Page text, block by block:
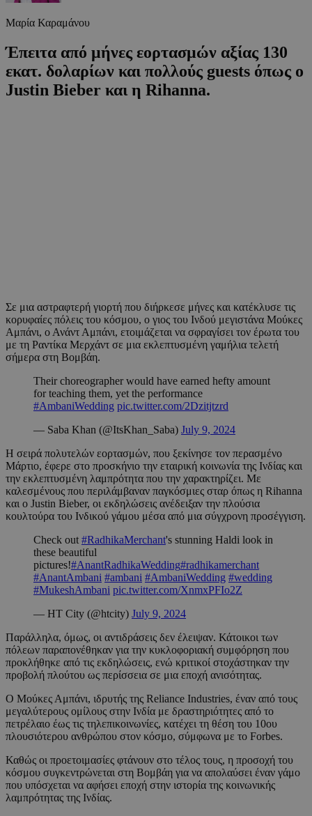
Μαρία Καραμάνου
Έπειτα από μήνες εορτασμών αξίας 130
εκατ. δολαρίων και πολλούς guests όπως ο
Justin Bieber και η Rihanna.
Σε μια αστραφτερή γιορτή που διήρκεσε μήνες και κατέκλυσε τις
κορυφαίες πόλεις του κόσμου, ο γιος του Ινδού μεγιστάνα Μούκες
Αμπάνι, ο Ανάντ Αμπάνι, ετοιμάζεται να σφραγίσει τον έρωτα του
με τη Ραντίκα Μερχάντ σε μια εκλεπτυσμένη γαμήλια τελετή
σήμερα στη Βομβάη.
Their choreographer would have earned hefty amount
for teaching them, yet the performance
#AmbaniWedding pic.twitter.com/2Dzitjtzrd
— Saba Khan (@ItsKhan_Saba) July 9, 2024
Η σειρά πολυτελών εορτασμών, που ξεκίνησε τον περασμένο
Μάρτιο, έφερε στο προσκήνιο την εταιρική κοινωνία της Ινδίας και
την εκλεπτυσμένη λαμπρότητα που την χαρακτηρίζει. Με
καλεσμένους που περιλάμβαναν παγκόσμιες σταρ όπως η Rihanna
και ο Justin Bieber, οι εκδηλώσεις ανέδειξαν την πλούσια
κουλτούρα του Ινδικού γάμου μέσα από μια σύγχρονη προσέγγιση.
Check out#RadhikaMerchant's stunning Haldi look in
these beautiful
pictures!#AnantRadhikaWedding#radhikamerchant
#AnantAmbani #ambani #AmbaniWedding #wedding
#MukeshAmbani pic.twitter.com/XnmxPFIo2Z
— HT City (@htcity) July 9, 2024
Παράλληλα, όμως, οι αντιδράσεις δεν έλειψαν. Κάτοικοι των
πόλεων παραπονέθηκαν για την κυκλοφοριακή συμφόρηση που
προκλήθηκε από τις εκδηλώσεις, ενώ κριτικοί στοχάστηκαν την
προβολή πλούτου ως περίσσεια σε μια εποχή ανισότητας.
Ο Μούκες Αμπάνι, ιδρυτής της Reliance Industries, έναν από τους
μεγαλύτερους ομίλους στην Ινδία με δραστηριότητες από το
πετρέλαιο έως τις τηλεπικοινωνίες, κατέχει τη θέση του 10ου
πλουσιότερου ανθρώπου στον κόσμο, σύμφωνα με το Forbes.
Καθώς οι προετοιμασίες φτάνουν στο τέλος τους, η προσοχή του
κόσμου συγκεντρώνεται στη Βομβάη για να απολαύσει έναν γάμο
που υπόσχεται να αφήσει εποχή στην ιστορία της κοινωνικής
λαμπρότητας της Ινδίας.